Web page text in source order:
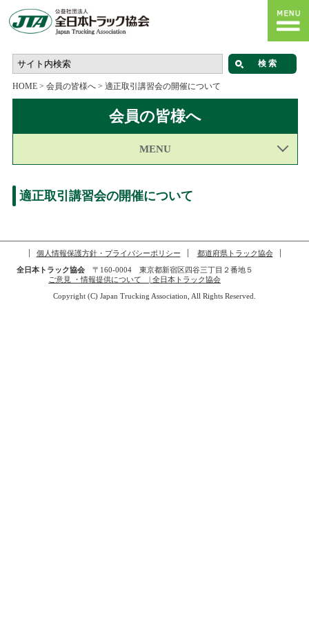
HOME> 会員の皆様へ> 適正取引講習会の開催について
会員の皆様へ
MENU
適正取引講習会の開催について
個人情報保護方針・プライバシーポリシー
都道府県トラック協会
全日本トラック協会〒160-0004 東京都新宿区四谷三丁目２番地５
ご意見 ・情報提供について | 全日本トラック協会
Copyright (C) Japan Trucking Association, All Rights Reserved.